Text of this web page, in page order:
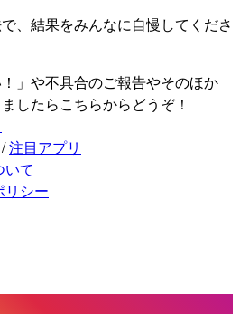
、結果をみんなに自慢してくださ
」や不具合のご報告やそのほか
したらこちらからどうぞ！
/注目アプリ
いて
リシー